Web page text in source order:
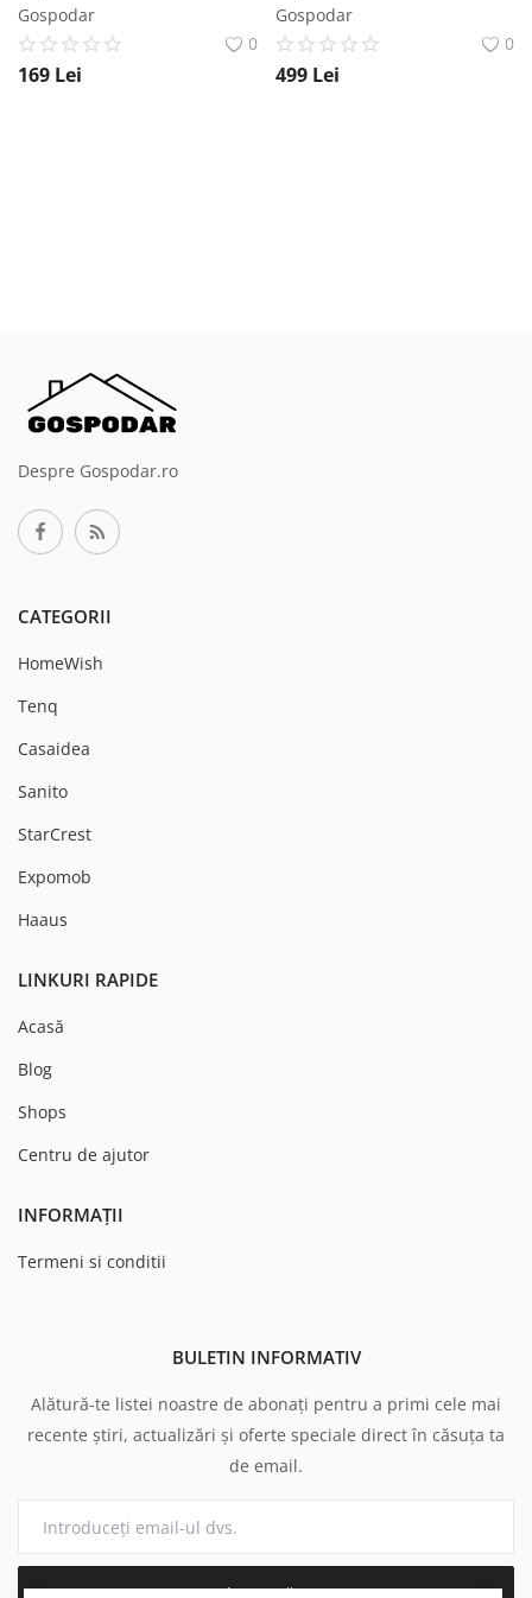
Gospodar
0
169 Lei
Gospodar
0
499 Lei
Despre Gospodar.ro
CATEGORII
HomeWish
Tenq
Casaidea
Sanito
StarCrest
Expomob
Haaus
LINKURI RAPIDE
Acasă
Blog
Shops
Centru de ajutor
INFORMAȚII
Termeni si conditii
BULETIN INFORMATIV
Alătură-te listei noastre de abonați pentru a primi cele mai
recente știri, actualizări și oferte speciale direct în căsuța ta
de email.
Abonează-te